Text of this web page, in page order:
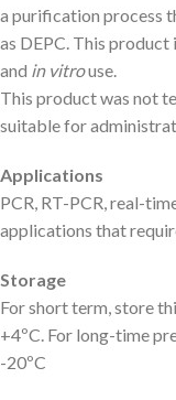
a purification process
as DEPC. This
and in vitrouse.
This product was not
suitable for
Applications
PCR, RT-PCR, real-
applications that
Storage
For short term, store
+4ºC. For long-time
-20ºC